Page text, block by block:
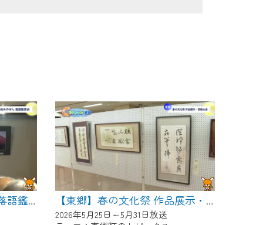
【東郷】めん処みのぜん 落語鑑賞会
【東郷】春の文化祭 作品展示・芸能大会
2026年5月25日～5月31日放送